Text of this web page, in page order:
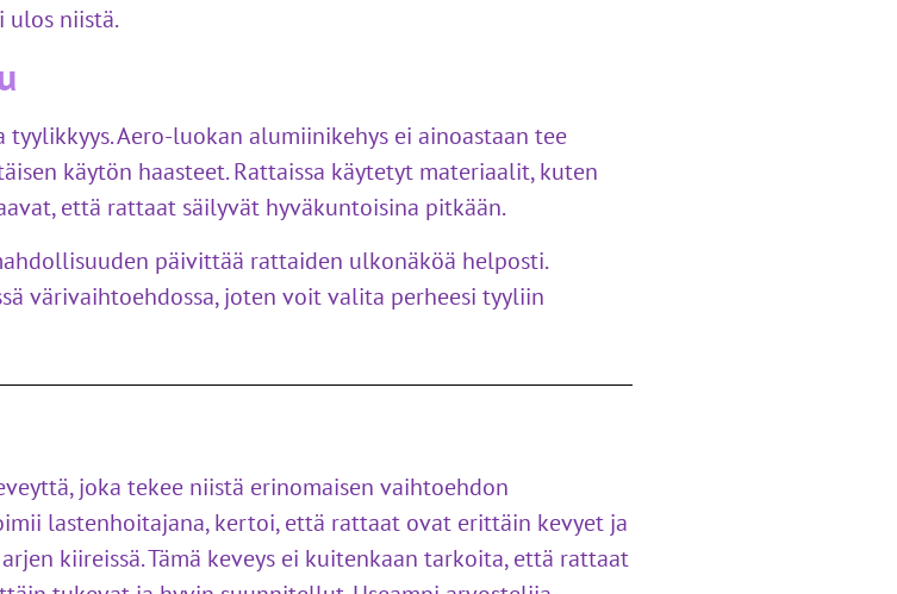
ulos niistä.
tyylikkyys. Aero-luokan alumiinikehys ei ainoastaan tee
käytön haasteet. Rattaissa käytetyt materiaalit, kuten
että rattaat säilyvät hyväkuntoisina pitkään.
päivittää rattaiden ulkonäköä helposti.
värivaihtoehdossa, joten voit valita perheesi tyyliin
joka tekee niistä erinomaisen vaihtoehdon
lastenhoitajana, kertoi, että rattaat ovat erittäin kevyet ja
kiireissä. Tämä keveys ei kuitenkaan tarkoita, että rattaat